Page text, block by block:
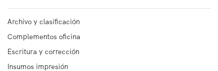
Archivo y clasificación
Complementos oficina
Escritura y corrección
Insumos impresión